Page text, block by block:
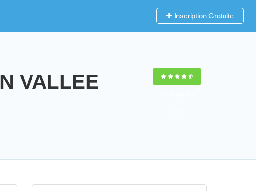
Inscription Gratuite
VALLEE